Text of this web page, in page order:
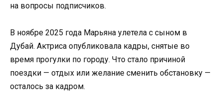
на вопросы подписчиков.
В ноябре 2025 года Марьяна улетела с сыном в
Дубай. Актриса опубликовала кадры, снятые во
время прогулки по городу. Что стало причиной
поездки — отдых или желание сменить обстановку —
осталось за кадром.